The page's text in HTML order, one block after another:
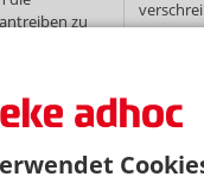
zu
der
dazu
Mehr»